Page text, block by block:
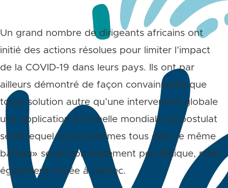
Un grand nombre de dirigeants africains ont
initié des actions résolues pour limiter l’impact
de la COVID-19 dans leurs pays. Ils ont par
ailleurs démontré de façon convaincante que
toute solution autre qu’une intervention globale
une application à l’échelle mondiale du postulat
selon lequel «nous sommes tous dans le même
bateau» serait non seulement peu éthique, mais
également vouée à l’échec.